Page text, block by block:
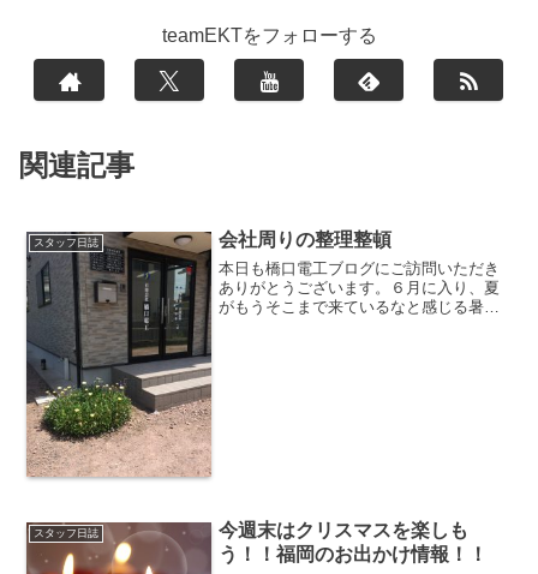
teamEKTをフォローする
関連記事
スタッフ日誌 会社周りの整理整頓
本日も橋口電工ブログにご訪問いただき
ありがとうございます。６月に入り、夏
がもうそこまで来ているなと感じる暑さ
スタッフ日誌
今週末はクリスマスを楽しも
う！！福岡のお出かけ情報！！